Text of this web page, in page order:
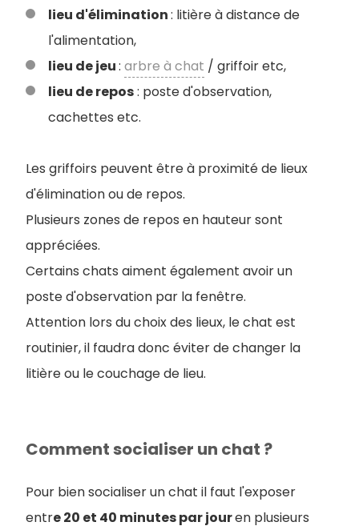
lieu d'élimination: litière à distance de
l'alimentation,
lieu de jeu: arbre à chat / griffoir etc,
lieu de repos: poste d'observation,
cachettes etc.
Les griffoirs peuvent être à proximité de lieux
d'élimination ou de repos.
Plusieurs zones de repos en hauteur sont
appréciées.
Certains chats aiment également avoir un
poste d'observation par la fenêtre.
Attention lors du choix des lieux, le chat est
routinier, il faudra donc éviter de changer la
litière ou le couchage de lieu.
Comment socialiser un chat ?
Pour bien socialiser un chat il faut l'exposer
entre 20 et 40 minutes par jouren plusieurs